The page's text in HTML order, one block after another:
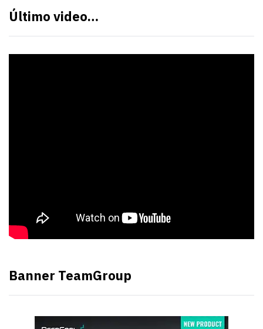
Último video…
Banner TeamGroup